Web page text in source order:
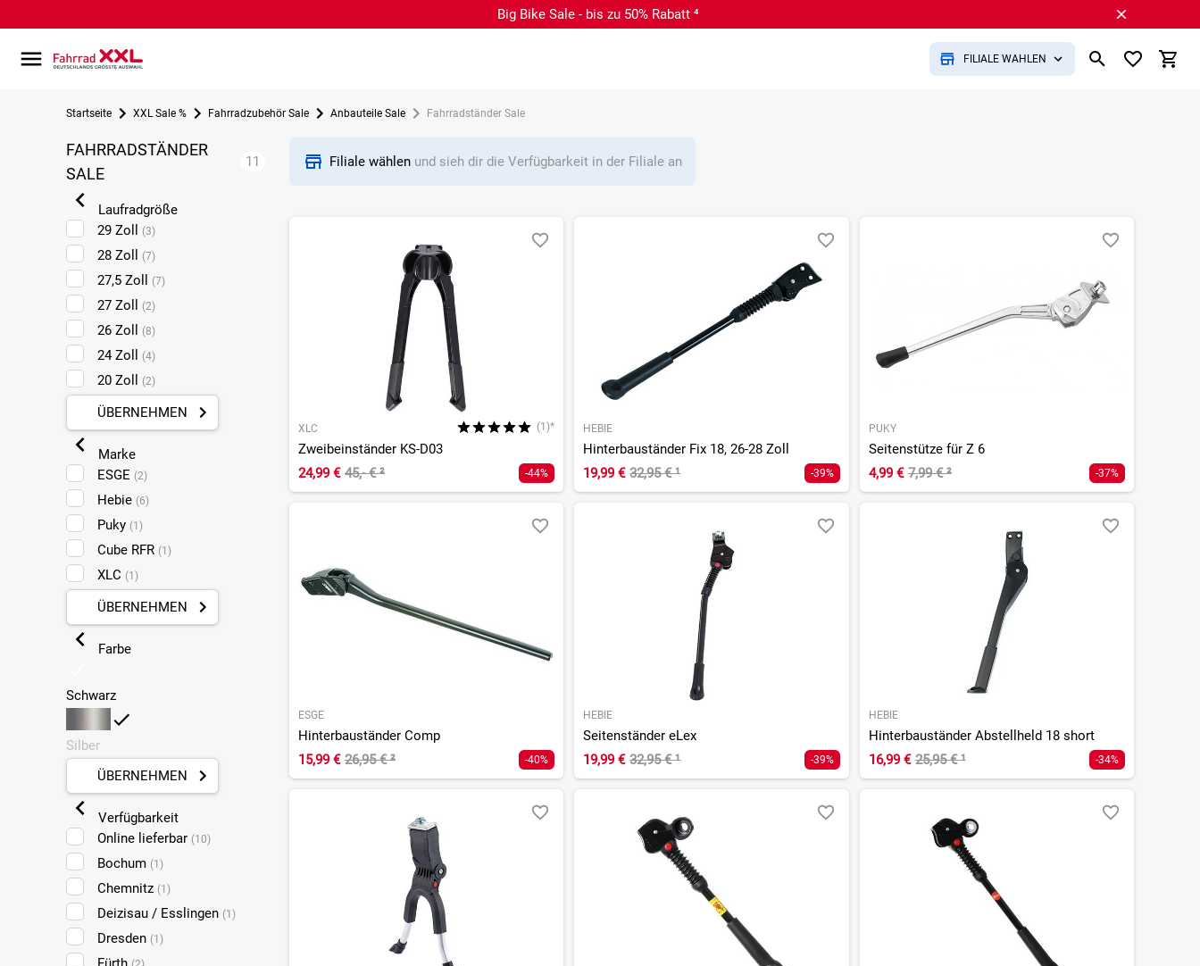
Big Bike Sale - bis zu 50% Rabatt ⁴
FILIALE WÄHLEN
Startseite XXL Sale % Fahrradzubehör Sale Anbauteile Sale Fahrradständer Sale
FAHRRADSTÄNDER
SALE
11
Laufradgröße
29 Zoll
(3)
28 Zoll (7)
27,5 Zoll (7)
27 Zoll (2)
26 Zoll (8)
24 Zoll (4)
20 Zoll (2)
ÜBERNEHMEN
Marke
ESGE (2)
Hebie (6)
Puky (1)
Cube RFR (1)
XLC (1)
ÜBERNEHMEN
Farbe
Schwarz
Silber
ÜBERNEHMEN
Verfügbarkeit
Online lieferbar (10)
Bochum (1)
Chemnitz (1)
Deizisau / Esslingen (1)
Dresden (1)
Filiale wählen und sieh dir die Verfügbarkeit in der Filiale an
XLC (1)*
Zweibeinständer KS-D03
24,99 € 45,- €² -44%
HEBIE
Hinterbauständer Fix 18, 26-28 Zoll
19,99 € 32,95 €¹ -39%
PUKY
Seitenstütze für Z 6
4,99 € 7,99 €² -37%
ESGE
Hinterbauständer Comp
15,99 € 26,95 €² -40%
HEBIE
Seitenständer eLex
19,99 € 32,95 €¹ -39%
HEBIE
Hinterbauständer Abstellheld 18 short
16,99 € 25,95 €¹ -34%